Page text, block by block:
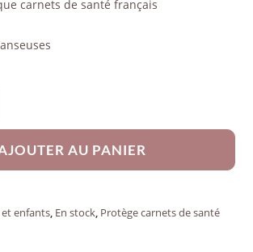
carnets de santé français
AU PANIER
et enfants, En stock, Protège carnets de santé